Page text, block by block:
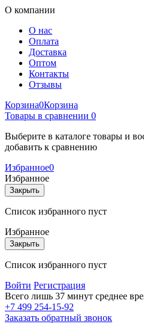
О компании
О нас
Оплата
Доставка
Оптом
Контакты
Отзывы
Корзина0Корзина
Товары в сравнении 0
Выберите в каталоге товары и
добавить к сравнению
Избранное0
Избранное
Закрыть
Список избранного пуст
Избранное
Закрыть
Список избранного пуст
Войти Регистрация
Всего лишь 37 минут среднее
+7 499 254-15-92
Заказать обратный звонок